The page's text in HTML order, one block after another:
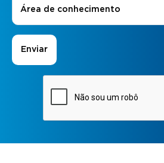
Área de conhecimento